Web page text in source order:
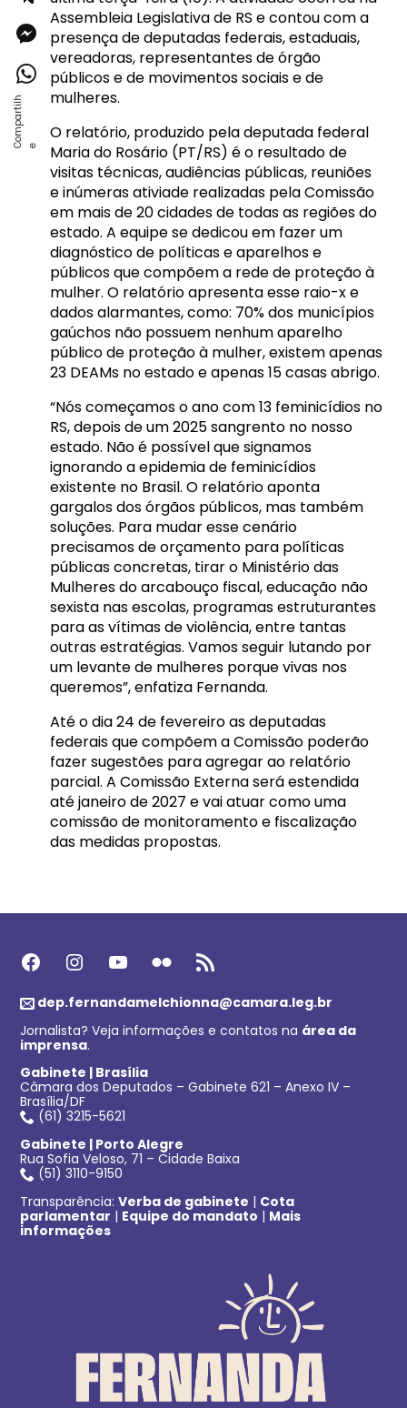
Assembleia Legislativa de RS e contou com a
presença de deputadas federais, estaduais,
vereadoras, representantes de órgão
públicos e de movimentos sociais e de
mulheres.
O relatório, produzido pela deputada federal
Maria do Rosário (PT/RS) é o resultado de
visitas técnicas, audiências públicas, reuniões
e inúmeras ativiade realizadas pela Comissão
em mais de 20 cidades de todas as regiões do
estado. A equipe se dedicou em fazer um
diagnóstico de políticas e aparelhos e
públicos que compõem a rede de proteção à
mulher. O relatório apresenta esse raio-x e
dados alarmantes, como: 70% dos municípios
gaúchos não possuem nenhum aparelho
público de proteção à mulher, existem apenas
23 DEAMs no estado e apenas 15 casas abrigo.
“Nós começamos o ano com 13 feminicídios no
RS, depois de um 2025 sangrento no nosso
estado. Não é possível que signamos
ignorando a epidemia de feminicídios
existente no Brasil. O relatório aponta
gargalos dos órgãos públicos, mas também
soluções. Para mudar esse cenário
precisamos de orçamento para políticas
públicas concretas, tirar o Ministério das
Mulheres do arcabouço fiscal, educação não
sexista nas escolas, programas estruturantes
para as vítimas de violência, entre tantas
outras estratégias. Vamos seguir lutando por
um levante de mulheres porque vivas nos
queremos”, enfatiza Fernanda.
Até o dia 24 de fevereiro as deputadas
federais que compõem a Comissão poderão
fazer sugestões para agregar ao relatório
parcial. A Comissão Externa será estendida
até janeiro de 2027 e vai atuar como uma
comissão de monitoramento e fiscalização
das medidas propostas.
Facebook Instagram Youtube Flickr Feed RSS
dep.fernandamelchionna@camara.leg.br
Jornalista? Veja informações e contatos na área da
imprensa.
Gabinete | Brasília
Câmara dos Deputados – Gabinete 621 – Anexo IV –
Brasília/DF
(61) 3215-5621
Gabinete | Porto Alegre
Rua Sofia Veloso, 71 – Cidade Baixa
(51) 3110-9150
Transparência:Verba de gabinete | Cota
parlamentar | Equipe do mandato | Mais
informações